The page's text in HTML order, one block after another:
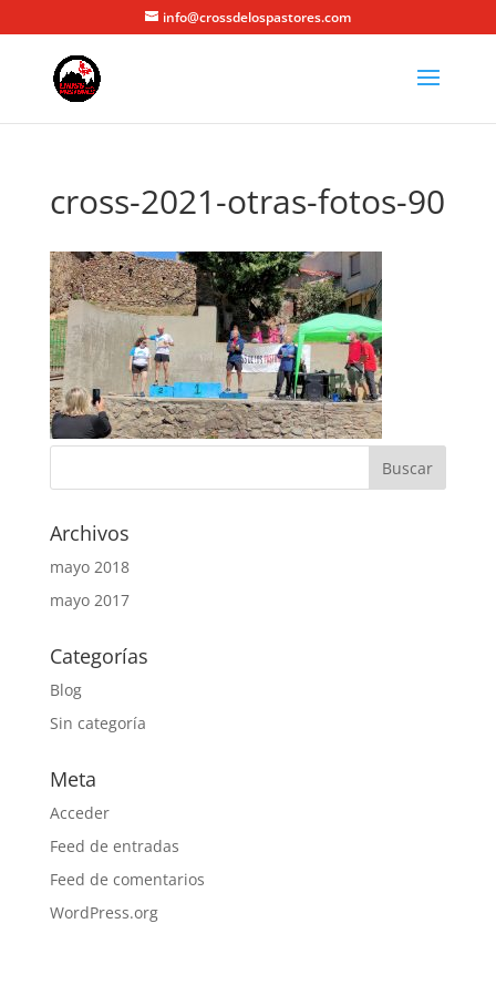
info@crossdelospastores.com
cross-2021-otras-fotos-90
Archivos
mayo 2018
mayo 2017
Categorías
Blog
Sin categoría
Meta
Acceder
Feed de entradas
Feed de comentarios
WordPress.org